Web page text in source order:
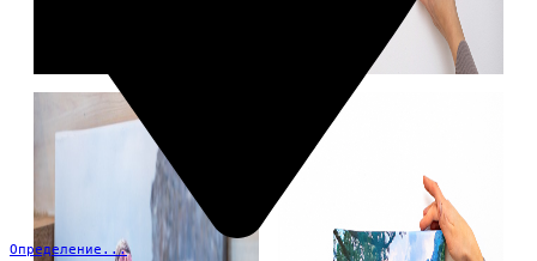
Определение...